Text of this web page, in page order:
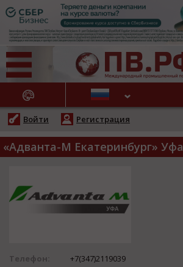
НОВОСТИ
Войти Регистрация
«Адванта-М Екатеринбург» Уфа
Телефон:
+7(347)2119039